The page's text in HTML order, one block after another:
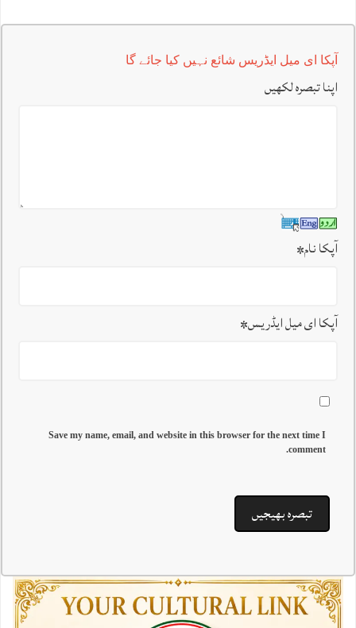
آپکا ای میل ایڈریس شائع نہیں کیا جائے گا
اپنا تبصرہ لکھیں
آپکا نام*
آپکا ای میل ایڈریس*
Save my name, email, and website in this browser for the next time I
comment.